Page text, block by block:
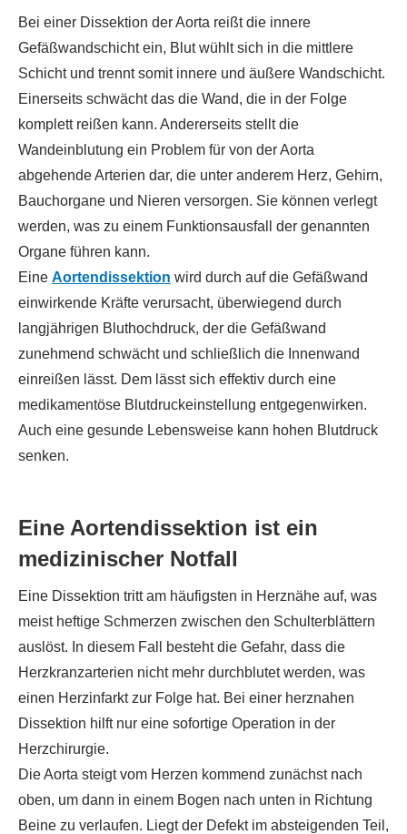
Bei einer Dissektion der Aorta reißt die innere
Gefäßwandschicht ein, Blut wühlt sich in die mittlere
Schicht und trennt somit innere und äußere Wandschicht.
Einerseits schwächt das die Wand, die in der Folge
komplett reißen kann. Andererseits stellt die
Wandeinblutung ein Problem für von der Aorta
abgehende Arterien dar, die unter anderem Herz, Gehirn,
Bauchorgane und Nieren versorgen. Sie können verlegt
werden, was zu einem Funktionsausfall der genannten
Organe führen kann.
Eine Aortendissektion wird durch auf die Gefäßwand
einwirkende Kräfte verursacht, überwiegend durch
langjährigen Bluthochdruck, der die Gefäßwand
zunehmend schwächt und schließlich die Innenwand
einreißen lässt. Dem lässt sich effektiv durch eine
medikamentöse Blutdruckeinstellung entgegenwirken.
Auch eine gesunde Lebensweise kann hohen Blutdruck
senken.
Eine Aortendissektion ist ein
medizinischer Notfall
Eine Dissektion tritt am häufigsten in Herznähe auf, was
meist heftige Schmerzen zwischen den Schulterblättern
auslöst. In diesem Fall besteht die Gefahr, dass die
Herzkranzarterien nicht mehr durchblutet werden, was
einen Herzinfarkt zur Folge hat. Bei einer herznahen
Dissektion hilft nur eine sofortige Operation in der
Herzchirurgie.
Die Aorta steigt vom Herzen kommend zunächst nach
oben, um dann in einem Bogen nach unten in Richtung
Beine zu verlaufen. Liegt der Defekt im absteigenden Teil,